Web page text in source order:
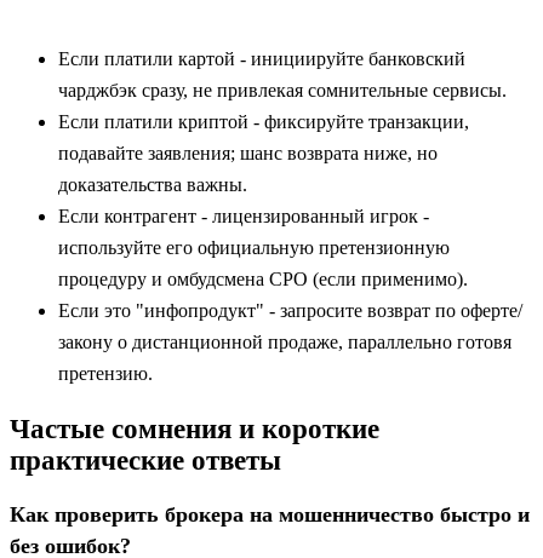
Если платили картой - инициируйте банковский
чарджбэк сразу, не привлекая сомнительные сервисы.
Если платили криптой - фиксируйте транзакции,
подавайте заявления; шанс возврата ниже, но
доказательства важны.
Если контрагент - лицензированный игрок -
используйте его официальную претензионную
процедуру и омбудсмена СРО (если применимо).
Если это "инфопродукт" - запросите возврат по оферте/
закону о дистанционной продаже, параллельно готовя
претензию.
Частые сомнения и короткие
практические ответы
Как проверить брокера на мошенничество быстро и
без ошибок?